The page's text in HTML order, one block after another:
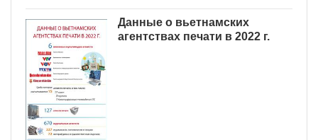
Данные о вьетнамских
агентствах печати в 2022 г.